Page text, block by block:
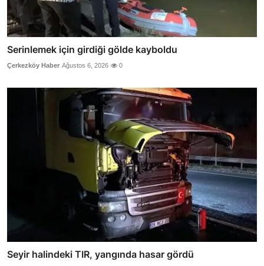
Serinlemek için girdiği gölde kayboldu
Çerkezköy Haber Ağustos 6, 2026 0
Seyir halindeki TIR, yangında hasar gördü